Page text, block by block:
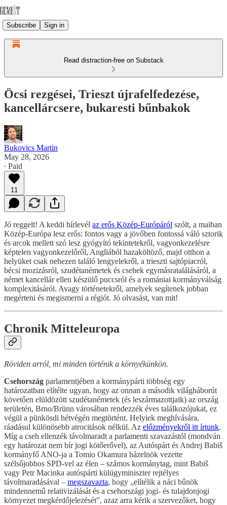
Subscribe Sign in
Read distraction-free on Substack
Öcsi rezgései, Trieszt újrafelfedezése,
kancellárcsere, bukaresti bűnbakok
Bukovics Martin
May 28, 2026
∙ Paid
11
Jó reggelt! A keddi hírlevél az erős Közép-Európáról szólt, a maiban
Közép-Európa lesz erős: fontos vagy a jövőben fontossá váló sztorik
és arcok mellett szó lesz gyógyító tekintetekről, vagyonkezelésre
képtelen vagyonkezelőről, Angliából hazaköltöző, majd otthon a
helyüket csak nehezen találó lengyelekről, a trieszti sajtópiacról,
bécsi mozizásról, szudétanémetek és csehek egymásratalálásáról, a
német kancellár ellen készülő puccsról és a romániai kormányválság
komplexitásáról. Avagy történetekről, amelyek segítenek jobban
megérteni és megismerni a régiót. Jó olvasást, van mit!
Chronik Mitteleuropa
Röviden arról, mi minden történik a környékünkön.
Csehország parlamentjében a kormánypárti többség egy
határozatban elítélte ugyan, hogy az onnan a második világháborút
követően elüldözött szudétanémetek (és leszármazottjaik) az ország
területén, Brno/Brünn városában rendezzék éves találkozójukat, ez
végül a pünkösdi hétvégén megtörtént. Helyiek meghívására,
ráadásul különösebb atrocitások nélkül. Az előzményekről itt írtunk.
Míg a cseh ellenzék távolmaradt a parlamenti szavazástól (mondván
egy határozat nem bír jogi kötőerővel), az Autóspárt és Andrej Babiš
kormányfő ANO-ja a Tomio Okamura házelnök vezette
szélsőjobbos SPD-vel az élen – számos kormánytag, mint Babiš
vagy Petr Macinka autóspárti külügyminiszter rejtélyes
távolmaradásával – megszavazta, hogy „elítélik a náci bűnök
mindennemű relativizálását és a csehországi jogi- és tulajdonjogi
környezet megkérdőjelezését”, azaz arra kérik a szervezőket, hogy